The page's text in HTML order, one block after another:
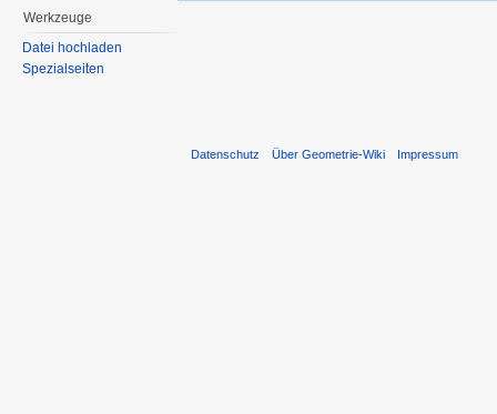
Werkzeuge
Datei hochladen
Spezialseiten
Datenschutz Über Geometrie-Wiki Impressum